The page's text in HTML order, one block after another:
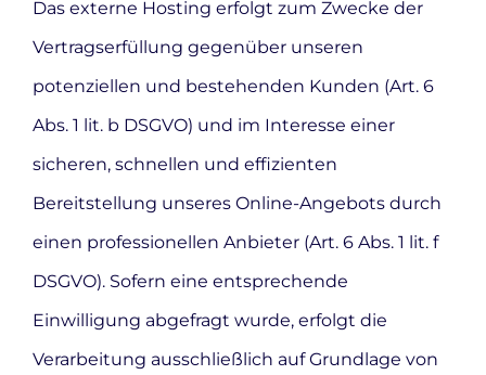
Das externe Hosting erfolgt zum Zwecke der
Vertragserfüllung gegenüber unseren
potenziellen und bestehenden Kunden (Art. 6
Abs. 1 lit. b DSGVO) und im Interesse einer
sicheren, schnellen und effizienten
Bereitstellung unseres Online-Angebots durch
einen professionellen Anbieter (Art. 6 Abs. 1 lit. f
DSGVO). Sofern eine entsprechende
Einwilligung abgefragt wurde, erfolgt die
Verarbeitung ausschließlich auf Grundlage von